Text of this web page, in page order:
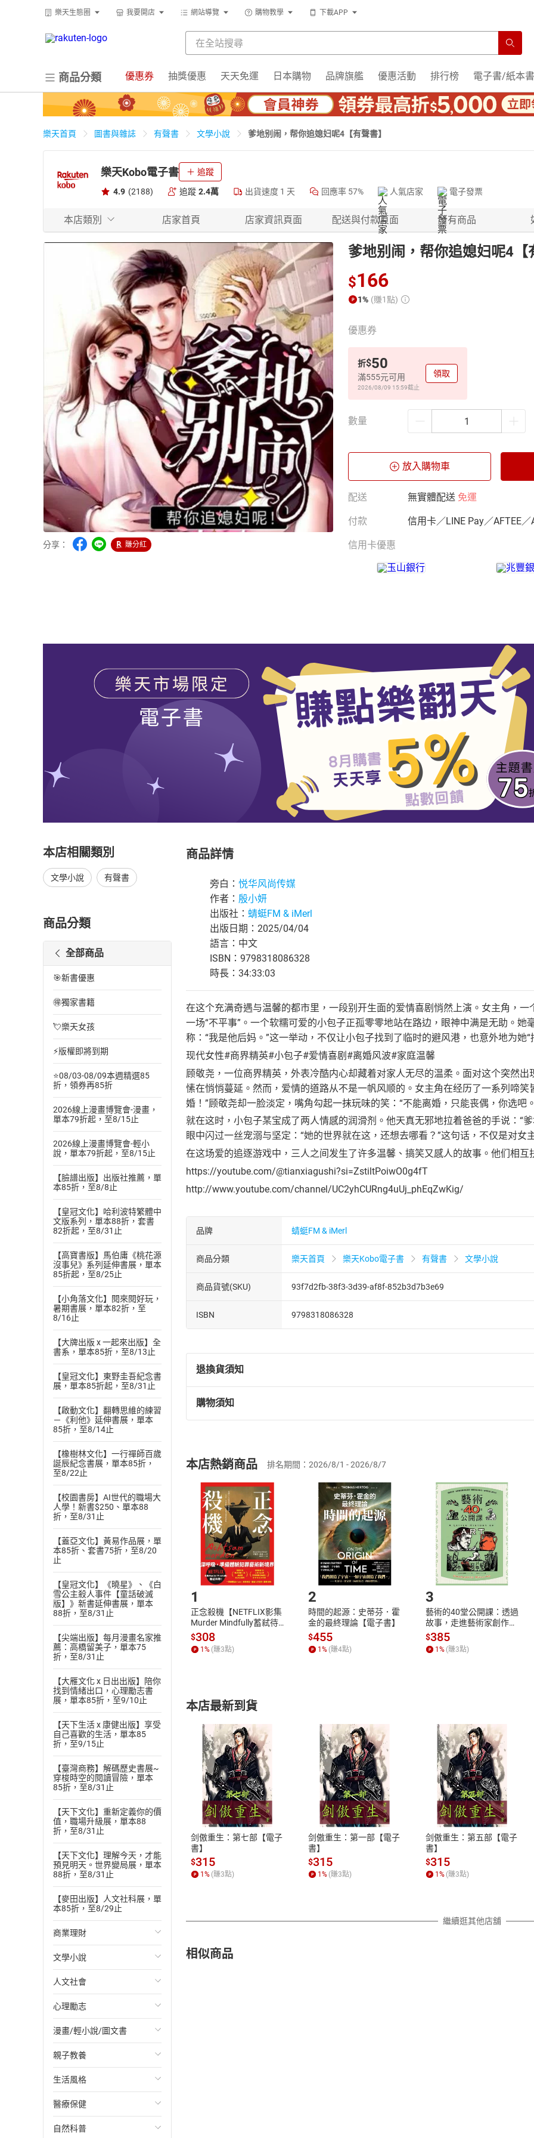
樂天生態圈 我要開店 網站導覽 購物教學 下載APP
商品分類 優惠券 抽獎優惠 天天免運 日本購物 品牌旗艦 優惠活動 排行榜 電子書/紙本書
樂天首頁 圖書與雜誌 有聲書 文學小說 爹地别闹，帮你追媳妇呢4【有聲書】
樂天Kobo電子書 追蹤
4.9 (2188) 追蹤 2.4萬 出貨速度 1 天 回應率 57% 人氣店家 電子發票
本店類別 店家首頁 店家資訊頁面 配送與付款頁面 所有商品
分享： 賺分紅
爹地别闹，帮你追媳妇呢4【
$166
1% (賺1點)
優惠券
折$50
滿555元可用
2026/08/09 15:59截止
領取
數量
放入購物車
配送 無實體配送 免運
付款 信用卡／LINE Pay／AFTEE／
信用卡優惠
本店相關類別
文學小說 有聲書
商品分類
全部商品
🎯新書優惠
🉐獨家書籍
💘樂天女孩
⚡版權即將到期
⭐08/03-08/09本週精選85
折，領券再85折
2026線上漫畫博覽會-漫畫，
單本79折起，至8/15止
2026線上漫畫博覽會-輕小
說，單本79折起，至8/15止
【臉譜出版】出版社推薦，單
本85折，至8/8止
【皇冠文化】哈利波特繁體中
文版系列，單本88折，套書
82折起，至8/31止
【高寶書版】馬伯庸《桃花源
沒事兒》系列延伸書展，單本
85折起，至8/25止
【小角落文化】閱來閱好玩，
暑期書展，單本82折，至
8/16止
【大牌出版 x 一起來出版】全
書系，單本85折，至8/13止
【皇冠文化】東野圭吾紀念書
展，單本85折起，至8/31止
【啟動文化】翻轉思維的練習
－《利他》延伸書展，單本
85折，至8/14止
【橡樹林文化】一行禪師百歲
誕辰紀念書展，單本85折，
至8/22止
【校園書房】AI世代的職場大
人學！新書$250、單本88
折，至8/31止
【蓋亞文化】黃易作品展，單
本85折、套書75折，至8/20
止
【皇冠文化】《曉星》、《白
雪公主殺人事件【童話破滅
版】》新書延伸書展，單本
88折，至8/31止
【尖端出版】每月漫畫名家推
薦：高橋留美子，單本75
折，至8/31止
【大雁文化 x 日出出版】陪你
找到情緒出口，心理勵志書
展，單本85折，至9/10止
【天下生活 x 康健出版】享受
自己喜歡的生活，單本85
折，至9/15止
【臺灣商務】解碼歷史書展~
穿梭時空的閱讀冒險，單本
85折，至8/31止
【天下文化】重新定義你的價
值，職場升級展，單本88
折，至8/31止
【天下文化】理解今天，才能
預見明天。世界變局展，單本
88折，至8/31止
【麥田出版】人文社科展，單
本85折，至8/29止
商業理財
投資理財
經濟/趨勢
財務/金融
管理/領導
職場工作術
成功法
行銷/廣告
傳記
文學小說
歐美文學
日本文學
韓國文學
華文文學
經典文學
成長/家庭生活小說
懸疑/推理小說
人文社會
國際關係
政治
社會科學
台灣/中國歷史
日/韓歷史
其他歷史/史學
心理勵志
心靈成長/情緒
人際關係
兩性關係
心理學
漫畫/輕小說/圖文書
輕小說
奇幻/科幻
愛情故事
職場/社會寫實
親子教養
教育現場
兒童文學/故事
兒童科普/學習
生活風格
飲食/食譜
健身/美顏
醫療保健
健康/養生
自然科普
商品詳情
旁白： 悦华风尚传媒
作者： 殷小妍
出版社： 蜻蜓FM & iMerl
出版日期：2025/04/04
語言：中文
ISBN：9798318086328
時長：34:33:03
在这个充满奇遇与温馨的都市里，一段别开生面的爱情喜剧悄然上演。女主角，
一场“不平事”。一个软糯可爱的小包子正孤零零地站在路边，眼神中满是无助。
称：“我是他后妈。”这一举动，不仅让小包子找到了临时的避风港，也意外地为
现代女性#商界精英#小包子#爱情喜剧#离婚风波#家庭温馨
顾敬尧，一位商界精英，外表冷酷内心却藏着对家人无尽的温柔。面对这个突然
愫在悄悄蔓延。然而，爱情的道路从不是一帆风顺的。女主角在经历了一系列啼
婚！”顾敬尧却一脸淡定，嘴角勾起一抹玩味的笑：“不能离婚，只能丧偶，你选吧
就在这时，小包子某宝成了两人情感的润滑剂。他天真无邪地拉着爸爸的手说：“
眼中闪过一丝宠溺与坚定：“她的世界就在这，还想去哪看？”这句话，不仅是对
在这场爱的追逐游戏中，三人之间发生了许多温馨、搞笑又感人的故事。他们相
https://youtube.com/@tianxiagushi?si=ZstiltPoiwO0g4fT
http://www.youtube.com/channel/UC2yhCURng4uUj_phEqZwKig/
品牌 蜻蜓FM & iMerl
商品分類 樂天首頁 樂天Kobo電子書 有聲書 文學小說
商品貨號(SKU) 93f7d2fb-38f3-3d39-af8f-852b3d7b3e69
ISBN 9798318086328
退換貨須知
退換貨規定：
(一)依消費者保護法第19條第1項後段暨通訊交易解除權合理例外情事適用
(二)消費者訂購本店鋪之商品即代表知悉本店鋪所銷售之商品為電子書，
且已下載/存取電子書，不得請求退貨退款。
退貨方式：您欲取消訂單或辦理退貨時，請登入樂天市場，並於「我的訂單
貨」，本店鋪將依您的申請進行審核，待審核通過後將為您辦理退款事宜。
請注意，樂天市場須以整筆訂單為單位進行取消/退貨，恕無法以單支商品取
購物須知
挑選商品
Choose
放入購物車
Shopping cart
登入帳號
Login
購書後，如何開始使用？
Step1.選擇閱讀載具 Step2.登入
付款方式
ATM轉帳、信用卡、LINE PAY、AFTEE
退換貨規範
本店是否提供消費者保護法七日猶
之權利，遽消費者保護法及通訊交
除權合理例外情事適用準則，依商
質各有不同規定。詳細退換貨說明
照各商品說明。
本店熱銷商品 排名期間：2026/8/1 - 2026/8/7
1
正念殺機【NETFLIX影集
Murder Mindfully蓄弒待
發】【電子書】
$308
1% (賺3點)
2
時間的起源：史蒂芬．霍
金的最終理論【電子書】
$455
1% (賺4點)
3
藝術的40堂公開課：透過
故事，走進藝術家創作現
場，看藝術如何誕生、如
何形塑人類生活【電子
書】
$385
1% (賺3點)
本店最新到貨
剑傲重生：第七部【電子
書】
$315
1 % (賺3點)
剑傲重生：第一部【電子
書】
$315
1 % (賺3點)
剑傲重生：第五部【電子
書】
$315
1 % (賺3點)
繼續逛其他店舖
相似商品